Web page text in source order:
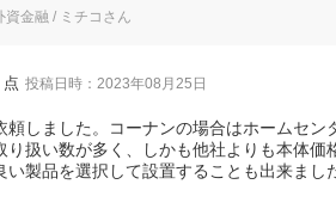
資金融 / ミチコさん
点 投稿日時：2023年08月25日
頼しました。コーナンの場合はホームセン
り扱い数が多く、しかも他社よりも本体価
い製品を選択して設置することも出来まし